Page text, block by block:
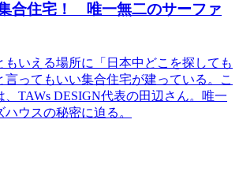
合住宅！ 唯一無二のサーファ
もいえる場所に「日本中どこを探しても
言ってもいい集合住宅が建っている。こ
TAWs DESIGN代表の田辺さん。唯一
ウスの秘密に迫る。